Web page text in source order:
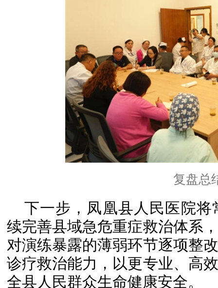
复盘总
下一步，凤凰县人民医院
续完善县域急危重症救治体系
对演练暴露的薄弱环节逐项整
诊疗救治能力，以更专业、高
全县人民群众生命健康安全。